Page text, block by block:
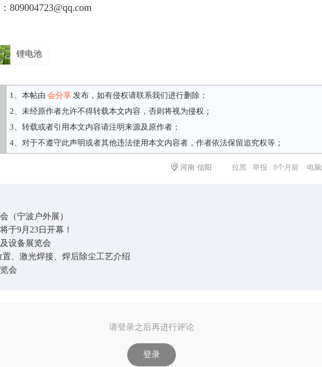
809004723@qq.com
锂电池
1、本帖由 会分享 发布，如有侵权请联系我们进行删除；
2、未经原作者允许不得转载本文内容，否则将视为侵权；
3、转载或者引用本文内容请注明来源及原作者；
4、对于不遵守此声明或者其他违法使用本文内容者，作者依法保留追究权等；
河南·信阳 拉黑 举报 8个月前 电
（宁波户外展）
于9月23日开幕！
设备展览会
、激光焊接、焊后除尘工艺介绍
会
请登录之后再进行评论
登录